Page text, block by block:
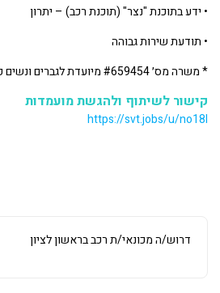
• ידע בתוכנת "נצר" (תוכנת רכב) – יתרון
• תודעת שירות גבוהה
* משרה מס׳ #659454 מיועדת לגברים ונשים כאחד
קישור לשיתוף ולהגשת מועמדות
https://svt.jobs/u/no18I
דרוש/ה מכונאי/ת רכב בראשון לציון